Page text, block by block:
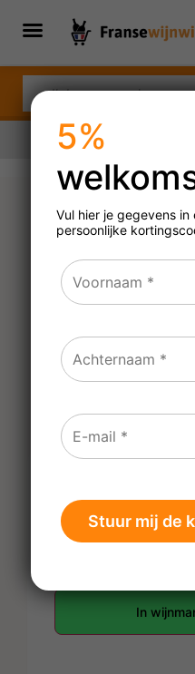
No.
N.V.
€14,99
Prijs per fles
In
5%
Vul hier je gegevens
persoonlijke